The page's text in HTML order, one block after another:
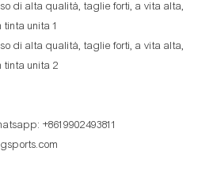
+8619902493811